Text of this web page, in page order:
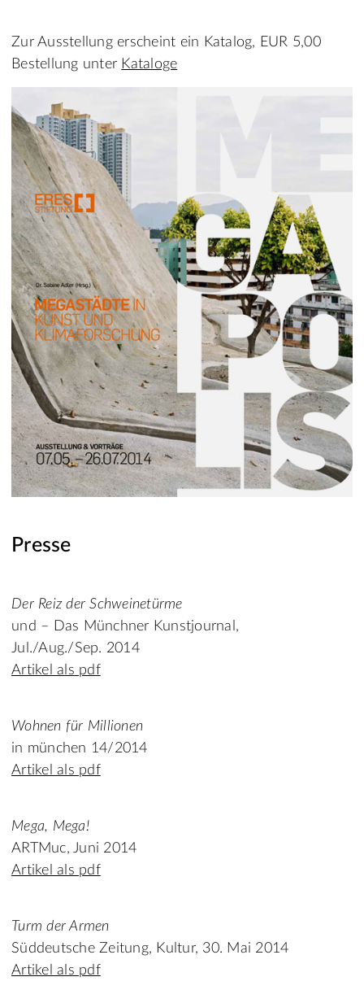
Zur Ausstellung erscheint ein Katalog, EUR 5,00
Bestellung unter Kataloge
Presse
Der Reiz der Schweinetürme
und – Das Münchner Kunstjournal,
Jul./Aug./Sep. 2014
Artikel als pdf
Wohnen für Millionen
in münchen 14/2014
Artikel als pdf
Mega, Mega!
ARTMuc, Juni 2014
Artikel als pdf
Turm der Armen
Süddeutsche Zeitung, Kultur, 30. Mai 2014
Artikel als pdf